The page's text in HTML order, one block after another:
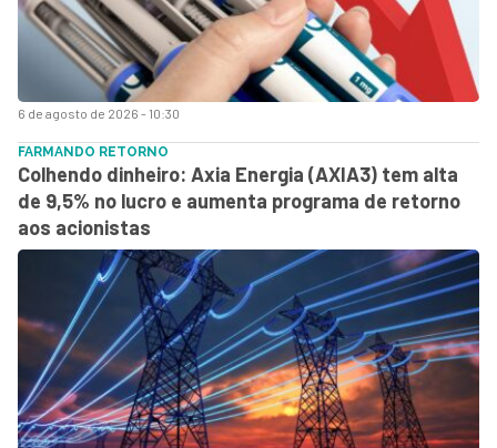
6 de agosto de 2026 - 10:30
FARMANDO RETORNO
Colhendo dinheiro: Axia Energia (AXIA3) tem alta
de 9,5% no lucro e aumenta programa de retorno
aos acionistas